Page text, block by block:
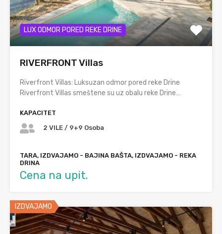
LUX ODMOR PORED REKE DRINE
RIVERFRONT Villas
Riverfront Villas: Luksuzan odmor pored reke Drine
Riverfront Villas smeštene su uz obalu reke Drine…
KAPACITET
2 VILE / 9+9 Osoba
TARA, IZDVAJAMO - BAJINA BAŠTA, IZDVAJAMO - REKA
DRINA
Cena na upit.
IZDVAJAMO